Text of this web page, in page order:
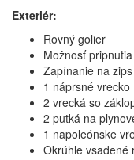
Exteriér:
Rovný golier
Možnosť
Zapínanie na
1 náprsné vrecko
2 vrecká so
2 putká na
1 napoleónske
Okrúhle vsadené